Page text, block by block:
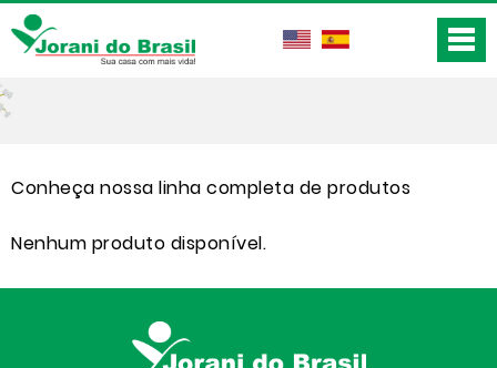
Conheça nossa linha completa de produtos
Nenhum produto disponível.